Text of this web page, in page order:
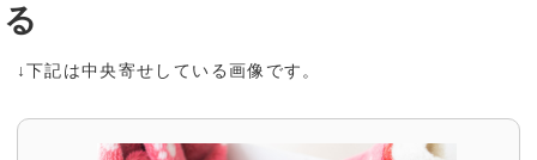
る
↓下記は中央寄せしている画像です。